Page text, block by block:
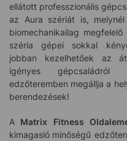
ellátott professzionális
az Aura szériát is,
biomechanikailag
széria gépei sokkal
jobban kezelhetőek az
igényes gépcsaládról
edzőteremben megállja a
berendezések!
A Matrix Fitness
kimagasló minőségű